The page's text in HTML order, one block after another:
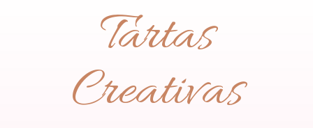
Tartas
Creativas